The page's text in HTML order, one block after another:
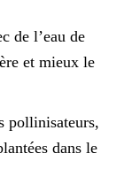
de l’eau de
et mieux le
pollinisateurs,
dans le